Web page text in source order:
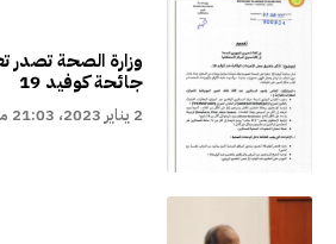
وزارة الصحة
جائحة كوفيد 19
2 يناير 2023، 21:03 مساءً